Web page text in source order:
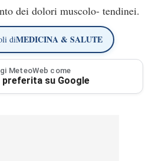
dei dolori muscolo- tendinei.
diMEDICINA & SALUTE
MeteoWeb come
preferita su Google